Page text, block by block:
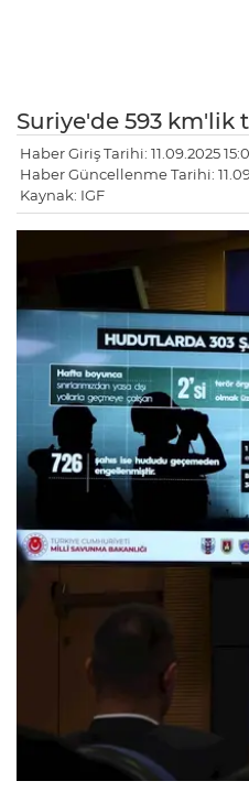
Suriye'de 593 km'lik
Haber Giriş Tarihi: 11.09.2025
Haber Güncellenme Tarihi:
Kaynak: IGF